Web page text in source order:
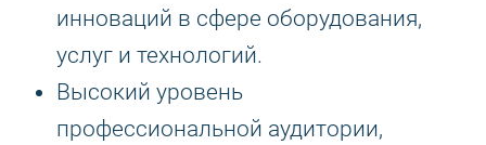
инноваций в сфере оборудования,
услуг и технологий.
Высокий уровень
профессиональной аудитории,